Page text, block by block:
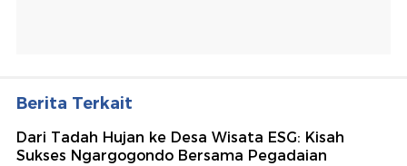
Berita Terkait
Dari Tadah Hujan ke Desa Wisata ESG: Kisah
Sukses Ngargogondo Bersama Pegadaian